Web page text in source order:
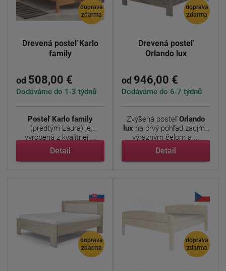
doprava
zdarma
Drevená posteľ Karlo
family
od 508,00 €
Dodáváme do 1-3 týdnů
Posteľ Karlo family
(predtým Laura) je
vyrobená z kvalitnej ...
Detail
doprava
zdarma
Drevená posteľ
Orlando lux
od 946,00 €
Dodáváme do 6-7 týdnů
Zvýšená posteľOrlando
luxna prvý pohľad zaujme
výrazným čelom a ...
Detail
doprava
zdarma
doprava
zdarma